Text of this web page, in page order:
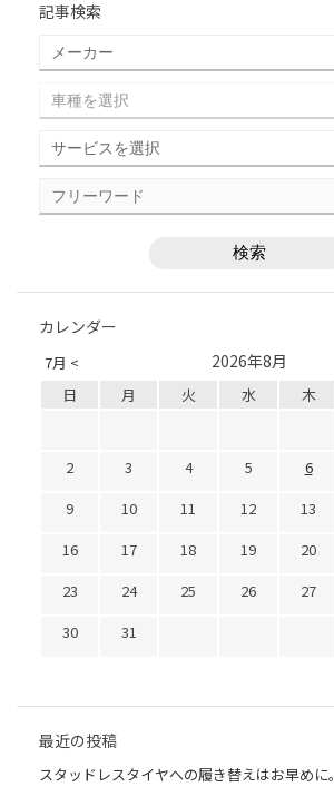
記事検索
カレンダー
7月 < 2026年8月
日 月 火 水 木
2
3 4 5 6
9
10 11 12 13
16
17 18 19 20
23
24 25 26 27
30
31
最近の投稿
スタッドレスタイヤへの履き替えはお早めに。